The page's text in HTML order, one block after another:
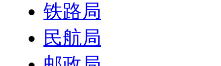
铁路局
民航局